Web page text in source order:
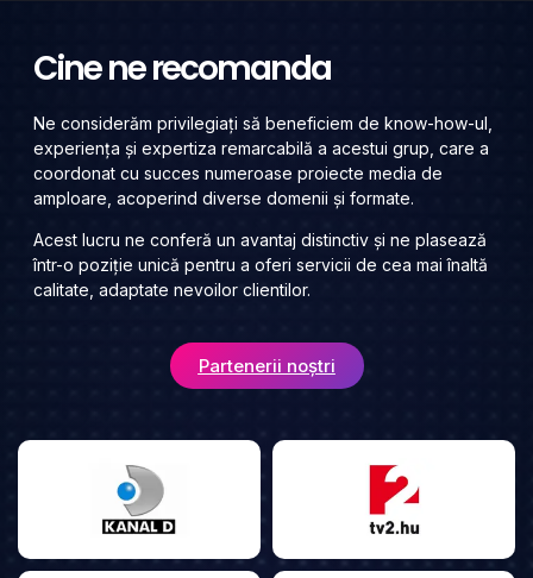
Cine ne recomanda
Ne considerăm privilegiați să beneficiem de know-how-ul,
experiența și expertiza remarcabilă a acestui grup, care a
coordonat cu succes numeroase proiecte media de
amploare, acoperind diverse domenii și formate.
Acest lucru ne conferă un avantaj distinctiv și ne plasează
într-o poziție unică pentru a oferi servicii de cea mai înaltă
calitate, adaptate nevoilor clientilor.
Partenerii noștri